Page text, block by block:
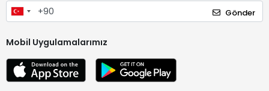
Gönder
Mobil Uygulamalarımız